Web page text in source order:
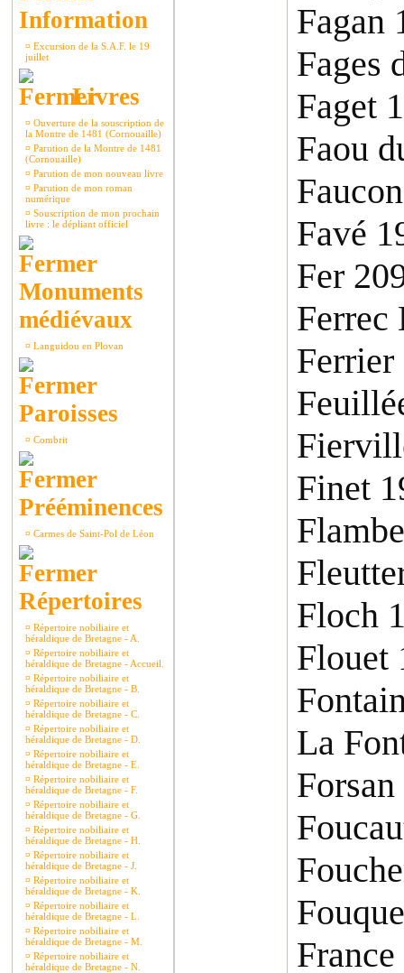
Information
¤ Excursion de la S.A.F. le 19
juillet
Livres
¤ Ouverture de la souscription de
la Montre de 1481 (Cornouaille)
¤ Parution de la Montre de 1481
(Cornouaille)
¤ Parution de mon nouveau livre
¤ Parution de mon roman
numérique
¤ Souscription de mon prochain
livre : le dépliant officiel
Monuments
médiévaux
¤ Languidou en Plovan
Paroisses
¤ Combrit
Prééminences
¤ Carmes de Saint-Pol de Léon
Répertoires
¤ Répertoire nobiliaire et
héraldique de Bretagne - A.
¤ Répertoire nobiliaire et
héraldique de Bretagne - Accueil.
¤ Répertoire nobiliaire et
héraldique de Bretagne - B.
¤ Répertoire nobiliaire et
héraldique de Bretagne - C.
¤ Répertoire nobiliaire et
héraldique de Bretagne - D.
¤ Répertoire nobiliaire et
héraldique de Bretagne - E.
¤ Répertoire nobiliaire et
héraldique de Bretagne - F.
¤ Répertoire nobiliaire et
héraldique de Bretagne - G.
¤ Répertoire nobiliaire et
héraldique de Bretagne - H.
¤ Répertoire nobiliaire et
héraldique de Bretagne - J.
¤ Répertoire nobiliaire et
héraldique de Bretagne - K.
¤ Répertoire nobiliaire et
héraldique de Bretagne - L.
¤ Répertoire nobiliaire et
héraldique de Bretagne - M.
¤ Répertoire nobiliaire et
héraldique de Bretagne - N.
Fagan
Fages
Faget
Faou
Favé
Fer
Ferrec
Ferrier
Finet
Floch
Flouet
La